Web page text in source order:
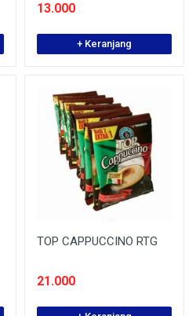
13.000
+ Keranjang
TOP CAPPUCCINO RTG
21.000